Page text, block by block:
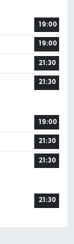
19:00
19:00
21:30
21:30
19:00
21:30
21:30
21:30